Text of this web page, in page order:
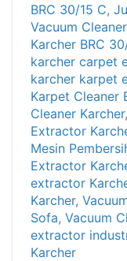
BRC 30/15 C,
Vacuum
Karcher BRC
karcher carpet
karcher karpet
Karpet Cleaner
Cleaner Karcher,
Extractor
Mesin
Extractor
extractor
Karcher,
Sofa, Vacuum
extractor
Karcher